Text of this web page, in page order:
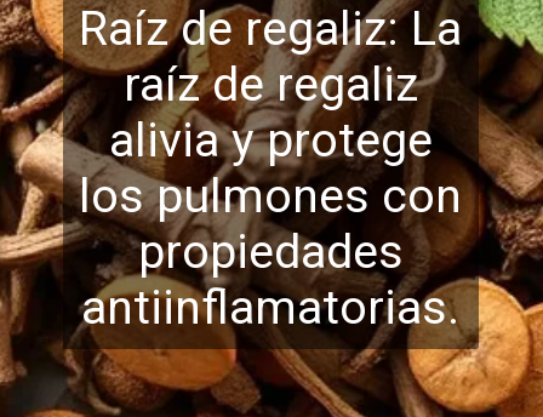
Raíz de regaliz: La
raíz de regaliz
alivia y protege
los pulmones con
propiedades
antiinflamatorias.